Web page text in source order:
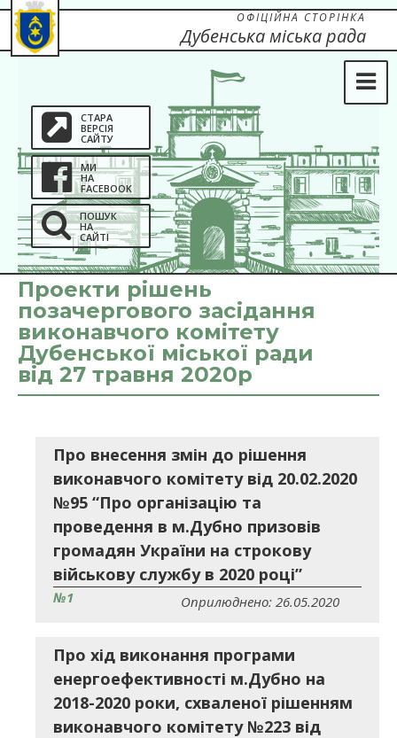
СТАРА
ВЕРСІЯ
САЙТУ
МИ
НА
FACEBOOK
ПОШУК
НА
САЙТІ
ОФІЦІЙНА СТОРІНКА
Дубенська міська рада
Проекти рішень
позачергового засідання
виконавчого комітету
Дубенської міської ради
від 27 травня 2020р
Про внесення змін до рішення
виконавчого комітету від 20.02.2020
№95 “Про організацію та
проведення в м.Дубно призовів
громадян України на строкову
військову службу в 2020 році”
№1 Оприлюднено: 26.05.2020
Про хід виконання програми
енергоефективності м.Дубно на
2018-2020 роки, схваленої рішенням
виконавчого комітету №223 від